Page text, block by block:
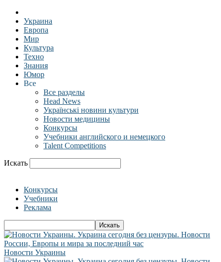
Украина
Европа
Мир
Культура
Техно
Знания
Юмор
Все
Все разделы
Head News
Українські новини культури
Новости медицины
Конкурсы
Учебники английского и немецкого
Talent Competitions
Искать
Конкурсы
Учебники
Реклама
Новости Украины